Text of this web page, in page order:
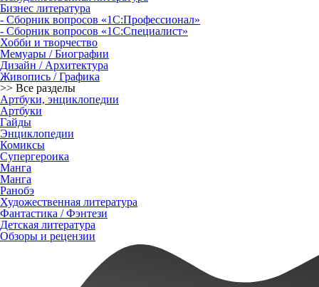
Бизнес литература
- Сборник вопросов «1С:Профессионал»
- Сборник вопросов «1С:Специалист»
Хобби и творчество
Мемуары / Биографии
Дизайн / Архитектура
Живопись / Графика
>> Все разделы
Артбуки, энциклопедии
Артбуки
Гайды
Энциклопедии
Комиксы
Супергероика
Манга
Манга
Ранобэ
Художественная литература
Фантастика / Фэнтези
Детская литература
Обзоры и рецензии